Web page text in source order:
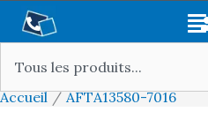
Aller
contenu
Accueil
AFTA13580-7016